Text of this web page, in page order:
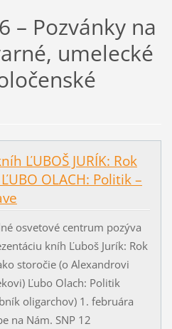
– Pozvánky na
umelecké
ĽUBOŠ JURÍK: Rok
OLACH: Politik –
osvetové centrum pozýva
kníh Ľuboš Jurík: Rok
storočie (o Alexandrovi
Ľubo Olach: Politik
oligarchov) 1. februára
na Nám. SNP 12